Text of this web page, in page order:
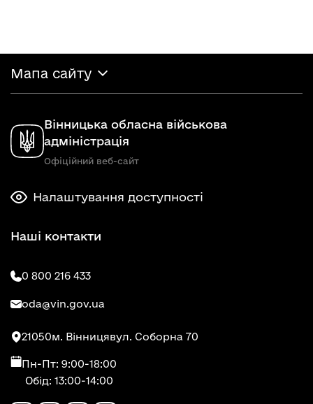
Мапа сайту
Вінницька обласна військова
адміністрація
Офіційний веб-сайт
Налаштування доступності
Наші контакти
0 800 216 433
oda@vin.gov.ua
21050м. Вінницявул. Соборна 70
Пн-Пт: 9:00-18:00
Обід: 13:00-14:00